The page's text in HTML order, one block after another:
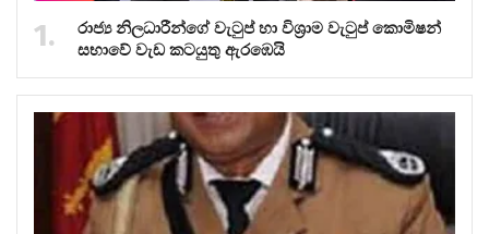
රාජ්‍ය නිලධාරීන්ගේ වැටුප් හා විශ්‍රාම වැටුප් කොමිෂන්
සභාවේ වැඩ කටයුතු ඇරඹෙයි